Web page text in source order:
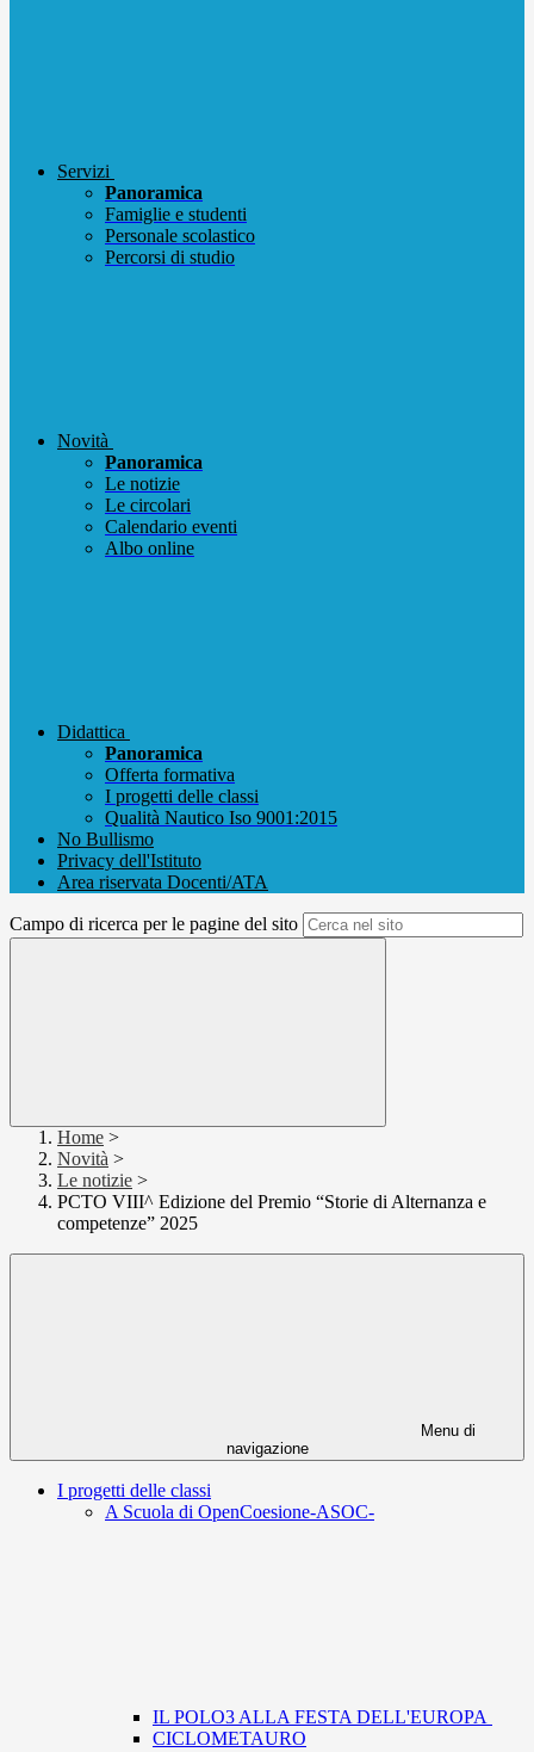
Servizi
Panoramica
Famiglie e studenti
Personale scolastico
Percorsi di studio
Novità
Panoramica
Le notizie
Le circolari
Calendario eventi
Albo online
Didattica
Panoramica
Offerta formativa
I progetti delle classi
Qualità Nautico Iso 9001:2015
No Bullismo
Privacy dell'Istituto
Area riservata Docenti/ATA
Campo di ricerca per le pagine del sito
Home >
Novità >
Le notizie >
PCTO VIII^ Edizione del Premio “Storie di Alternanza e
competenze” 2025
Menu di
navigazione
I progetti delle classi
A Scuola di OpenCoesione-ASOC-
IL POLO3 ALLA FESTA DELL'EUROPA
CICLOMETAURO